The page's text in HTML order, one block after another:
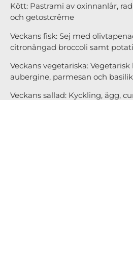
Kött: Pastrami av oxinnanlår,
och getostcrême
Veckans fisk: Sej med
citronångad broccoli samt
Veckans vegetariska:
aubergine, parmesan och
Veckans sallad: Kyckling, ägg,